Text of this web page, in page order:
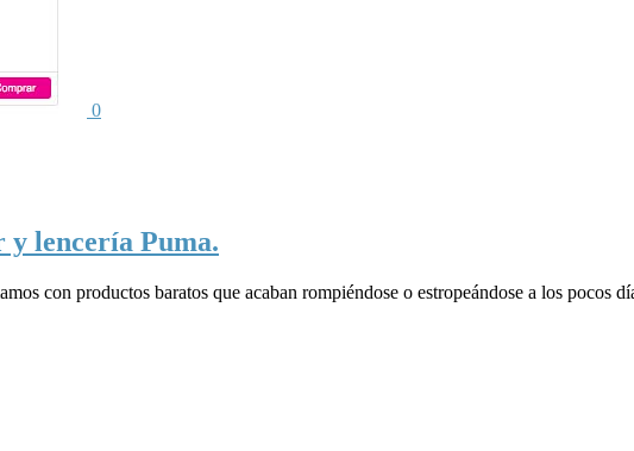
0
y lencería Puma.
con productos baratos que acaban rompiéndose o estropeándose a los pocos